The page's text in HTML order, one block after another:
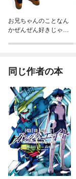
お兄ちゃんのことなん
かぜんぜん好きじゃな
同じ作者の本